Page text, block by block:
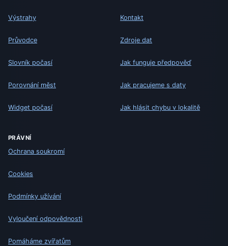
Výstrahy
Průvodce
Slovník počasí
Porovnání měst
Widget počasí
Kontakt
Zdroje dat
Jak funguje předpověď
Jak pracujeme s daty
Jak hlásit chybu v lokalitě
PRÁVNÍ
Ochrana soukromí
Cookies
Podmínky užívání
Vyloučení odpovědnosti
Pomáháme zvířatům